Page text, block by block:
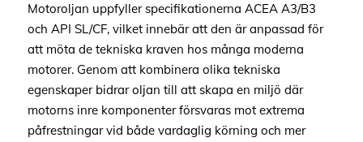
Motoroljan uppfyller specifikationerna ACEA A3/B3
och API SL/CF, vilket innebär att den är anpassad för
att möta de tekniska kraven hos många moderna
motorer. Genom att kombinera olika tekniska
egenskaper bidrar oljan till att skapa en miljö där
motorns inre komponenter försvaras mot extrema
påfrestningar vid både vardaglig körning och mer